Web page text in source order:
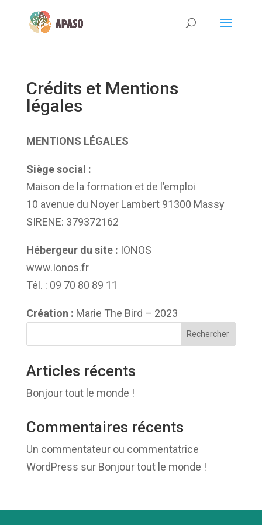
Crédits et Mentions
légales
MENTIONS LÉGALES
Siège social :
Maison de la formation et de l’emploi
10 avenue du Noyer Lambert 91300 Massy
SIRENE: 379372162
Hébergeur du site : IONOS
www.Ionos.fr
Tél. : 09 70 80 89 11
Création : Marie The Bird – 2023
Rechercher
Articles récents
Bonjour tout le monde !
Commentaires récents
Un commentateur ou commentatrice
WordPress sur Bonjour tout le monde !